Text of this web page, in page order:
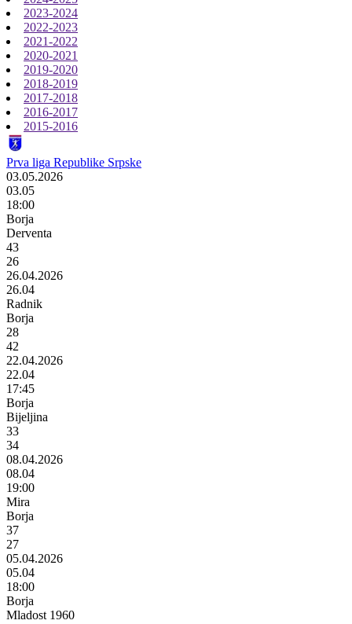
2023-2024
2022-2023
2021-2022
2020-2021
2019-2020
2018-2019
2017-2018
2016-2017
2015-2016
Prva liga Republike Srpske
03.05.2026
03.05
18:00
Borja
Derventa
43
26
26.04.2026
26.04
Radnik
Borja
28
42
22.04.2026
22.04
17:45
Borja
Bijeljina
33
34
08.04.2026
08.04
19:00
Mira
Borja
37
27
05.04.2026
05.04
18:00
Borja
Mladost 1960